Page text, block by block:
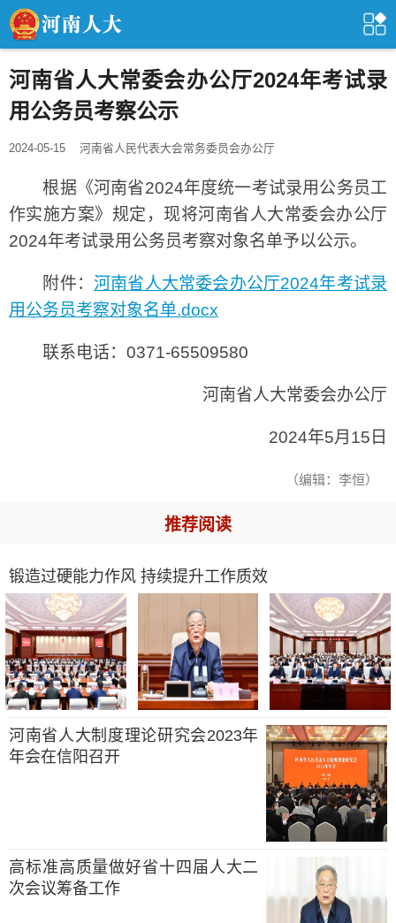
河南省人大常委会办公厅2024年考试录
用公务员考察公示
2024-05-15 河南省人民代表大会常务委员会办公厅
根据《河南省2024年度统一考试录用公务员工
作实施方案》规定，现将河南省人大常委会办公厅
2024年考试录用公务员考察对象名单予以公示。
附件： 河南省人大常委会办公厅2024年考试录
用公务员考察对象名单.docx
联系电话：0371-65509580
河南省人大常委会办公厅
2024年5月15日
（编辑：李恒）
推荐阅读
锻造过硬能力作风 持续提升工作质效
河南省人大制度理论研究会2023年
年会在信阳召开
高标准高质量做好省十四届人大二
次会议筹备工作